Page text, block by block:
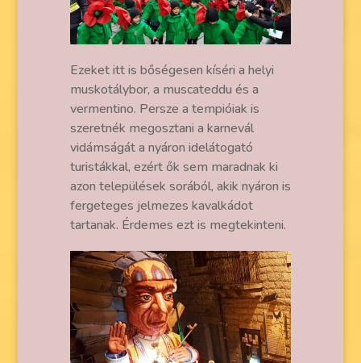
Ezeket itt is bőségesen kíséri a helyi
muskotálybor, a muscateddu és a
vermentino. Persze a tempióiak is
szeretnék megosztani a karnevál
vidámságát a nyáron idelátogató
turistákkal, ezért ők sem maradnak ki
azon települések sorából, akik nyáron is
fergeteges jelmezes kavalkádot
tartanak. Érdemes ezt is megtekinteni.